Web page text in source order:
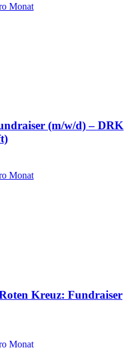
Monat
(m/w/d) – DRK
Monat
Kreuz: Fundraiser
Monat